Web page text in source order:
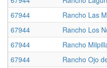
67944
Rancho Las
67944
Rancho Los
67944
Rancho
67944
Rancho Ojo